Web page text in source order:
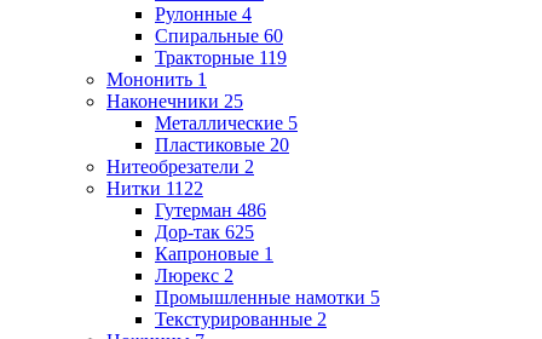
Рулонные 4
Спиральные 60
Тракторные 119
Мононить 1
Наконечники 25
Металлические 5
Пластиковые 20
Нитеобрезатели 2
Нитки 1122
Гутерман 486
Дор-так 625
Капроновые 1
Люрекс 2
Промышленные намотки 5
Текстурированные 2